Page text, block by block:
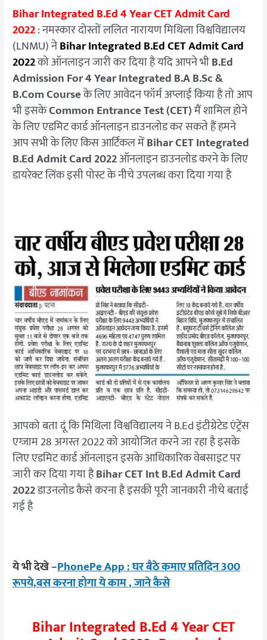
Bihar Integrated B.Ed 4 Year CET Admit Card
2022: नमस्कार दोस्तों ललित नारायण मिथिला विश्वविद्यालय
(LNMU) नेBihar Integrated B.Ed CET Admit Card
2022को ऑनलाइन जारी कर दिया है यदि आपने भीB.Ed
Admission For 4 Year Integrated B.A B.Sc &
B.Com Courseके लिए आवेदन फॉर्म अप्लाई किया है तो आप
भी इसकेCommon Entrance Test (CET)मैं शामिल होने
के लिए एडमिट कार्ड ऑनलाइन डाउनलोड कर सकते हैं हमने
आप सभी के लिए किस आर्टिकल मेंBihar CET Integrated
B.Ed Admit Card 2022ऑनलाइन डाउनलोड करने के लिए
डायरेक्ट लिंक इसी पोस्ट के नीचे उपलब्ध करा दिया गया है
आपको बता दूं कि मिथिला विश्वविद्यालय ने B.Ed इंटीग्रेटेड एंट्रेंस
एग्जाम 28 अगस्त 2022 को आयोजित करने जा रहा है इसके
लिए एडमिट कार्ड ऑनलाइन इसके आधिकारिक वेबसाइट पर
जारी कर दिया गया हैBihar CET Int B.Ed Admit Card
2022डाउनलोड कैसे करना है इसकी पूरी जानकारी नीचे बताई
गई है
ये भी देखे–PhonePe App : घर बैठे कमाए प्रतिदिन 300
रूपये,बस करना होगा ये काम , जाने कैसे
Bihar Integrated B.Ed 4 Year CET